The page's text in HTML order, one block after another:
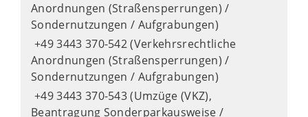
Anordnungen (Straßensperrungen) /
Sondernutzungen / Aufgrabungen)
+49 3443 370-542 (Verkehrsrechtliche
Anordnungen (Straßensperrungen) /
Sondernutzungen / Aufgrabungen)
+49 3443 370-543 (Umzüge (VKZ),
Beantragung Sonderparkausweise /